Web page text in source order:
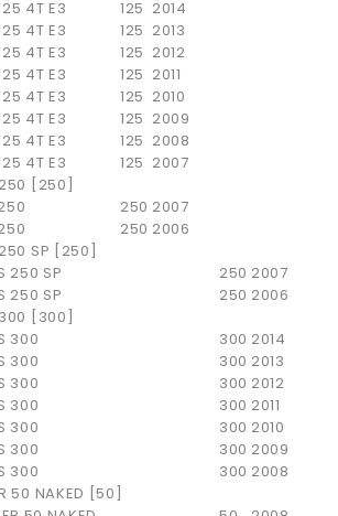
4T E3 125 2014
4T E3 125 2013
4T E3 125 2012
4T E3 125 2011
4T E3 125 2010
4T E3 125 2009
4T E3 125 2008
4T E3 125 2007
[250]
250 2007
250 2006
SP [250]
250 SP 250 2007
250 SP 250 2006
[300]
300 300 2014
300 300 2013
300 300 2012
300 300 2011
300 300 2010
300 300 2009
300 300 2008
50 NAKED [50]